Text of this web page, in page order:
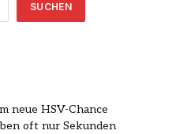
SUCHEN
neue HSV-Chance
oft nur Sekunden